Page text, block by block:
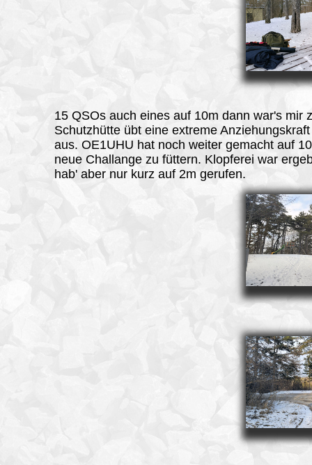
15 QSOs auch eines auf 10m dann war's mir
Schutzhütte übt eine extreme
aus. OE1UHU hat noch weiter gemacht auf
neue Challange zu füttern. Klopferei war
hab' aber nur kurz auf 2m gerufen.